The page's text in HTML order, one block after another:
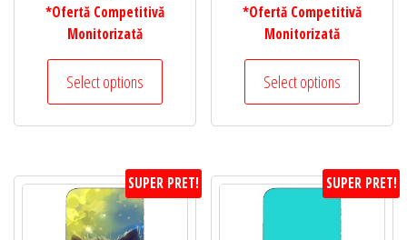
*Ofertă Competitivă
Monitorizată
Select options
*Ofertă Competitivă
Monitorizată
Select options
SUPER PRET! SUPER PRET!